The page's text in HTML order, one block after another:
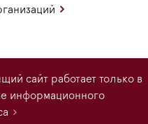
сайт работает только в
информационного